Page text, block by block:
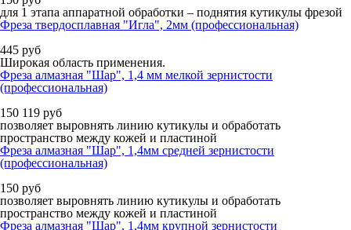
для 1 этапа аппаратной обработки – поднятия кутикулы фрезой
Фреза твердосплавная "Игла", 2мм (профессиональная)
445 руб
Широкая область применения.
Фреза алмазная "Шар", 1,4 мм мелкой зернистости
(профессиональная)
150 119 руб
позволяет выровнять линию кутикулы и обработать
пространство между кожей и пластиной
Фреза алмазная "Шар", 1,4мм средней зернистости
(профессиональная)
150 руб
позволяет выровнять линию кутикулы и обработать
пространство между кожей и пластиной
Фреза алмазная "Шар", 1,4мм крупной зернистости